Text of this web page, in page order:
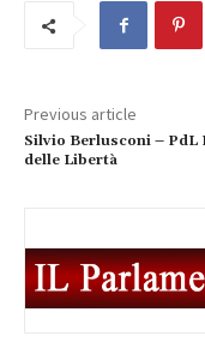
Previous article
Silvio Berlusconi – PdL
delle Libertà